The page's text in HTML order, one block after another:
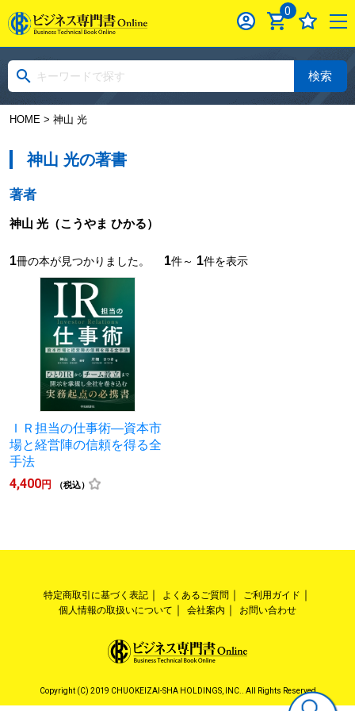
0
検索
HOME> 神山 光
神山 光の著書
著者
神山 光（こうやま ひかる）
1冊の本が見つかりました。 1件～ 1件を表示
ＩＲ担当の仕事術―資本市
場と経営陣の信頼を得る全
手法
4,400円 （税込）
特定商取引に基づく表記 よくあるご質問
ご利用ガイド
個人情報の取扱いについて
会社案内 お問い合わせ
Copyright (C) 2019 CHUOKEIZAI-SHA HOLDINGS, INC.. All Rights Reserved